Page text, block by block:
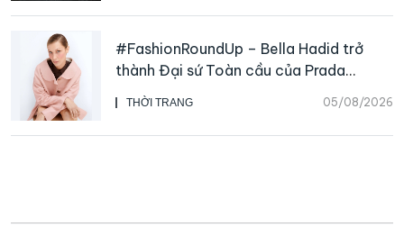
THỜI TRANG 05/08/2026
#FashionRoundUp – Bella Hadid trở
thành Đại sứ Toàn cầu của Prada
Beauty, CHANEL mua lại Charvet